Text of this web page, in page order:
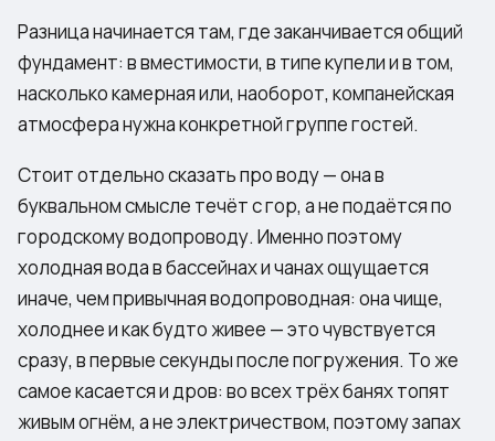
Разница начинается там, где заканчивается общий
фундамент: в вместимости, в типе купели и в том,
насколько камерная или, наоборот, компанейская
атмосфера нужна конкретной группе гостей.
Стоит отдельно сказать про воду — она в
буквальном смысле течёт с гор, а не подаётся по
городскому водопроводу. Именно поэтому
холодная вода в бассейнах и чанах ощущается
иначе, чем привычная водопроводная: она чище,
холоднее и как будто живее — это чувствуется
сразу, в первые секунды после погружения. То же
самое касается и дров: во всех трёх банях топят
живым огнём, а не электричеством, поэтому запах